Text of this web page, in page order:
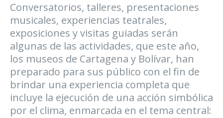
Conversatorios, talleres, presentaciones
musicales, experiencias teatrales,
exposiciones y visitas guiadas serán
algunas de las actividades, que este año,
los museos de Cartagena y Bolívar, han
preparado para sus público con el fin de
brindar una experiencia completa que
incluye la ejecución de una acción simbólica
por el clima, enmarcada en el tema central: